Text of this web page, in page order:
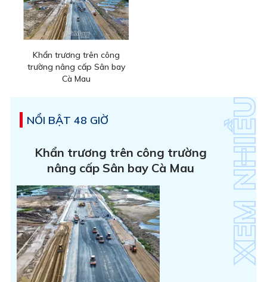
Khẩn trương trên công
trường nâng cấp Sân bay
Cà Mau
NỔI BẬT 48 GIỜ
Khẩn trương trên công trường
nâng cấp Sân bay Cà Mau